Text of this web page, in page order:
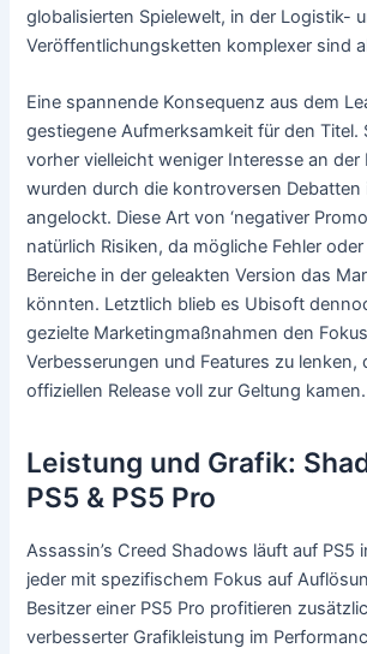
globalisierten Spielewelt, in der Logistik-
Veröffentlichungsketten komplexer sind
Eine spannende Konsequenz aus dem
gestiegene Aufmerksamkeit für den Titel.
vorher vielleicht weniger Interesse an der
wurden durch die kontroversen Debatten
angelockt. Diese Art von ‘negativer
natürlich Risiken, da mögliche Fehler
Bereiche in der geleakten Version das
könnten. Letztlich blieb es Ubisoft
gezielte Marketingmaßnahmen den
Verbesserungen und Features zu lenken,
offiziellen Release voll zur Geltung kamen.
Leistung und Grafik:
PS5 & PS5 Pro
Assassin’s Creed Shadows läuft auf PS5
jeder mit spezifischem Fokus auf
Besitzer einer PS5 Pro profitieren
verbesserter Grafikleistung im